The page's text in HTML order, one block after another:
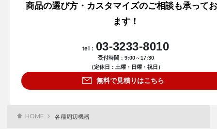
商品の選び方・カスタマイズのご相談も承って
ます！
tel： 03-3233-8010
受付時間：9:00～17:30
（定休日：土曜・日曜・祝日）
無料で見積りはこちら
HOME 各種周辺機器